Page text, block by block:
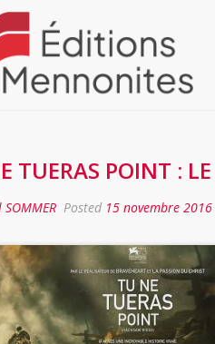
TUERAS POINT :
Posted 15 novembre 2016